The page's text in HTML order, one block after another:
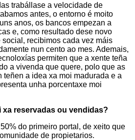
trabállase a velocidade de
antes, o entorno é moito
anos, os bancos empezan a
e, como resultado dese novo
recibimos cada vez máis
nun cento ao mes. Ademais,
permiten que a xente teña
a vivenda que quere, polo que as
teñen a idea xa moi madurada e a
unha porcentaxe moi
xa reservadas ou vendidas?
do primeiro portal, de xeito que
de propietarios.